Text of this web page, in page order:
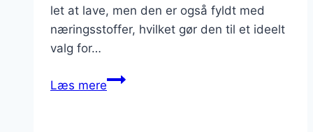
let at lave, men den er også fyldt med
næringsstoffer, hvilket gør den til et ideelt
valg for…
Læs mereBlomkålssuppe